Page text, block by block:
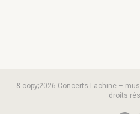
& copy;2026 Concerts Lachine –
droits